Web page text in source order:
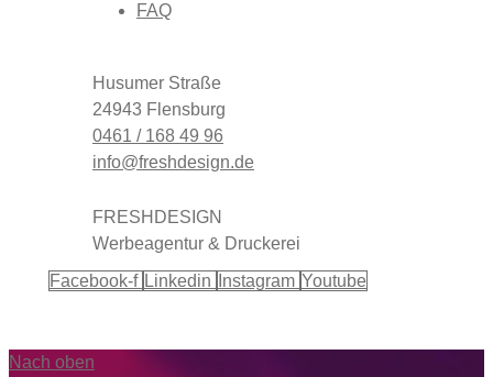
FAQ
Husumer Straße
24943 Flensburg
0461 / 168 49 96
info@freshdesign.de
FRESHDESIGN
Werbeagentur & Druckerei
Facebook-f Linkedin Instagram Youtube
Nach oben